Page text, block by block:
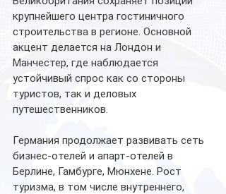
крупнейшего центра гостиничного
строительства в регионе. Основной
акцент делается на Лондон и
Манчестер, где наблюдается
устойчивый спрос как со стороны
туристов, так и деловых
путешественников.
Германия продолжает развивать сеть
бизнес-отелей и апарт-отелей в
Берлине, Гамбурге, Мюнхене. Рост
туризма, в том числе внутреннего,